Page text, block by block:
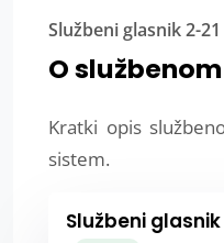
Službeni glasnik 2-21
O
Kratki opis
sistem.
Službeni glasnik